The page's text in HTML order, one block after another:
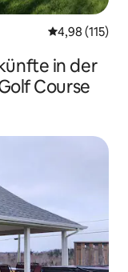
4,98 (115)
in der
Course